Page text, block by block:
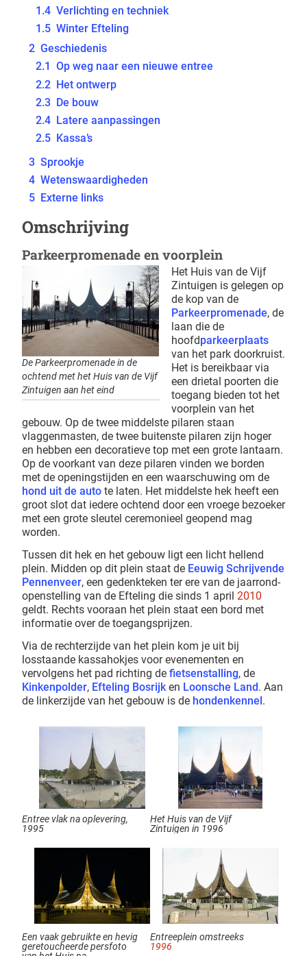
1.4 Verlichting en techniek
1.5 Winter Efteling
2 Geschiedenis
2.1 Op weg naar een nieuwe entree
2.2 Het ontwerp
2.3 De bouw
2.4 Latere aanpassingen
2.5 Kassa’s
3 Sprookje
4 Wetenswaardigheden
5 Externe links
Omschrijving
Parkeerpromenade en voorplein
De Parkeerpromenade in de
ochtend met het Huis van de Vijf
Zintuigen aan het eind
Het Huis van de Vijf
Zintuigen is gelegen op
de kop van de
Parkeerpromenade, de
laan die de
hoofdparkeerplaats
van het park doorkruist.
Het is bereikbaar via
een drietal poorten die
toegang bieden tot het
voorplein van het
gebouw. Op de twee middelste pilaren staan
vlaggenmasten, de twee buitenste pilaren zijn hoger
en hebben een decoratieve top met een grote lantaarn.
Op de voorkant van deze pilaren vinden we borden
met de openingstijden en een waarschuwing om de
hond uit de auto te laten. Het middelste hek heeft een
groot slot dat iedere ochtend door een vroege bezoeker
met een grote sleutel ceremonieel geopend mag
worden.
Tussen dit hek en het gebouw ligt een licht hellend
plein. Midden op dit plein staat de Eeuwig Schrijvende
Pennenveer, een gedenkteken ter ere van de jaarrond-
openstelling van de Efteling die sinds 1 april 2010
geldt. Rechts vooraan het plein staat een bord met
informatie over de toegangsprijzen.
Via de rechterzijde van het plein kom je uit bij
losstaande kassahokjes voor evenementen en
vervolgens het pad richting de fietsenstalling, de
Kinkenpolder, Efteling Bosrijk en Loonsche Land. Aan
de linkerzijde van het gebouw is de hondenkennel.
Entree vlak na oplevering,
1995
Het Huis van de Vijf
Zintuigen in 1996
Een vaak gebruikte en hevig
geretoucheerde persfoto
Entreeplein omstreeks
1996